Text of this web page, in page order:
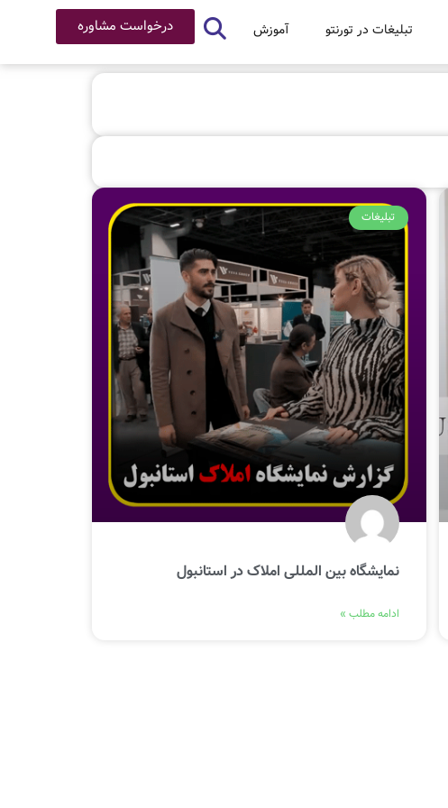
تبلیغات در تورنتو آموزش درخواست مشاوره
تبلیغات
نمایشگاه بین المللی املاک در استانبول
ادامه مطلب »